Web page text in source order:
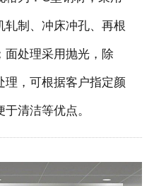
轧制、冲床冲孔、再根
面处理采用抛光，除
理，可根据客户指定颜
清洁等优点。